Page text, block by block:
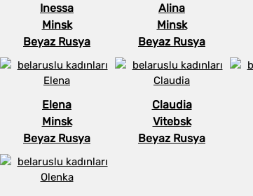
Inessa
Minsk
Beyaz Rusya
Alina
Minsk
Beyaz Rusya
Elena
Minsk
Beyaz Rusya
Claudia
Vitebsk
Beyaz Rusya